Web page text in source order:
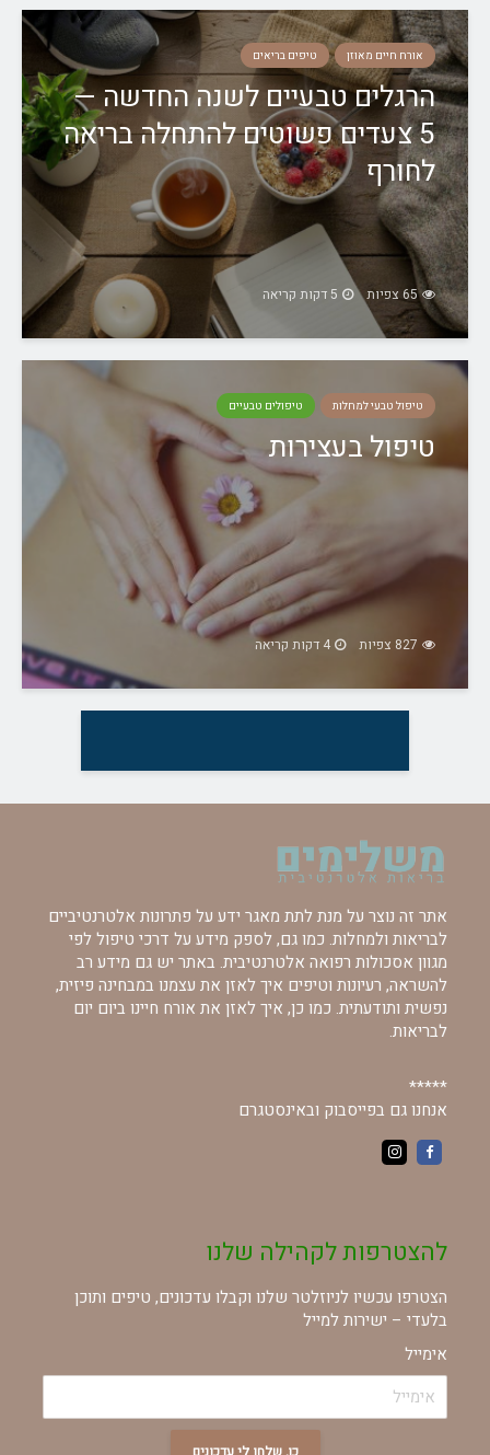
אורח חיים מאוזן טיפים בריאים
הרגלים טבעיים לשנה החדשה —
5 צעדים פשוטים להתחלה בריאה
לחורף
65 צפיות 5 דקות קריאה
טיפול טבעי למחלות טיפולים טבעיים
טיפול בעצירות
827 צפיות 4 דקות קריאה
אתר זה נוצר על מנת לתת מאגר ידע על פתרונות אלטרנטיביים
לבריאות ולמחלות. כמו גם, לספק מידע על דרכי טיפול לפי
מגוון אסכולות רפואה אלטרנטיבית. באתר יש גם מידע רב
להשראה, רעיונות וטיפים איך לאזן את עצמנו במבחינה פיזית,
נפשית ותודעתית. כמו כן, איך לאזן את אורח חיינו ביום יום
לבריאות.
*****
אנחנו גם בפייסבוק ובאינסטגרם
להצטרפות לקהילה שלנו
הצטרפו עכשיו לניוזלטר שלנו וקבלו עדכונים, טיפים ותוכן
בלעדי – ישירות למייל
אימייל